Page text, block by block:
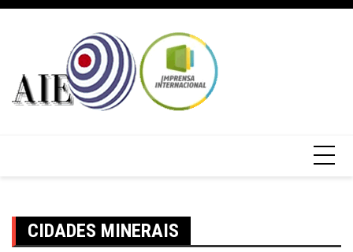
CIDADES MINERAIS